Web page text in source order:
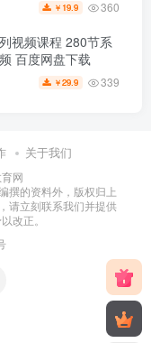
￥ 19.9 360
视频课程 280节系
百度网盘下载
￥29.9 339
关于我们
网
撰的资料外，版权归上
请立刻联系我们并提供
改正。